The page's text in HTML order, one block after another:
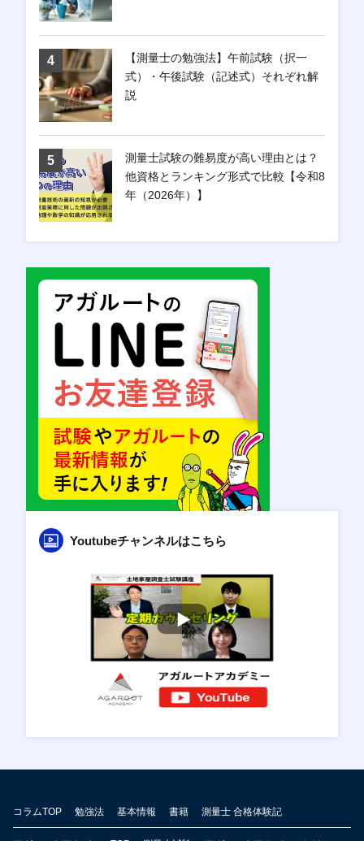
【測量士の勉強法】午前試験（択一
式）・午後試験（記述式）それぞれ解
説
測量士試験の難易度が高い理由とは？
他資格とランキング形式で比較【令和8
年（2026年）】
Youtubeチャンネルはこちら
コラムTOP 勉強法 基本情報 書籍 測量士 合格体験記